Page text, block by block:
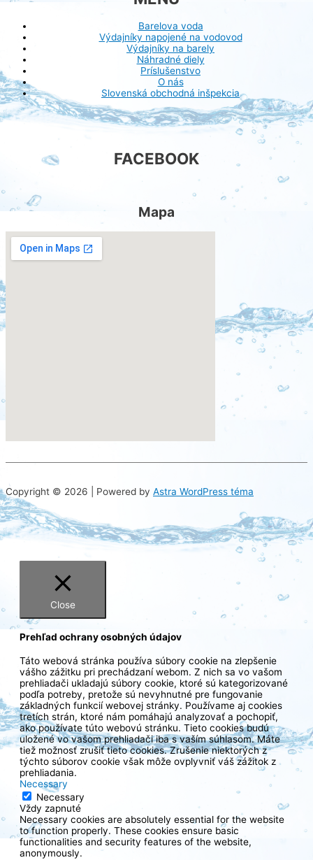
Barelova voda
Výdajníky napojené na vodovod
Výdajníky na barely
Náhradné diely
Príslušenstvo
O nás
Slovenská obchodná inšpekcia
FACEBOOK
Mapa
Copyright © 2026 | Powered by Astra WordPress téma
Close
Prehľad ochrany osobných údajov
Táto webová stránka používa súbory cookie na zlepšenie
vášho zážitku pri prechádzaní webom. Z nich sa vo vašom
prehliadači ukladajú súbory cookie, ktoré sú kategorizované
podľa potreby, pretože sú nevyhnutné pre fungovanie
základných funkcií webovej stránky. Používame aj cookies
tretích strán, ktoré nám pomáhajú analyzovať a pochopiť,
ako používate túto webovú stránku. Tieto cookies budú
uložené vo vašom prehliadači iba s vaším súhlasom. Máte
tiež možnosť zrušiť tieto cookies. Zrušenie niektorých z
týchto súborov cookie však môže ovplyvniť váš zážitok z
prehliadania.
Necessary
Necessary
Vždy zapnuté
Necessary cookies are absolutely essential for the website
to function properly. These cookies ensure basic
functionalities and security features of the website,
anonymously.